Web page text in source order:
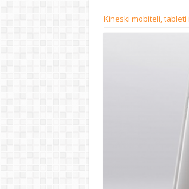
Kineski mobiteli, tableti